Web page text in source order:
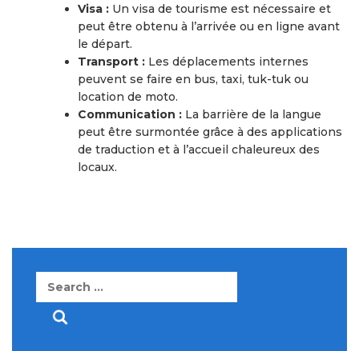
Visa : Un visa de tourisme est nécessaire et
peut être obtenu à l’arrivée ou en ligne avant
le départ.
Transport : Les déplacements internes
peuvent se faire en bus, taxi, tuk-tuk ou
location de moto.
Communication : La barrière de la langue
peut être surmontée grâce à des applications
de traduction et à l’accueil chaleureux des
locaux.
Search